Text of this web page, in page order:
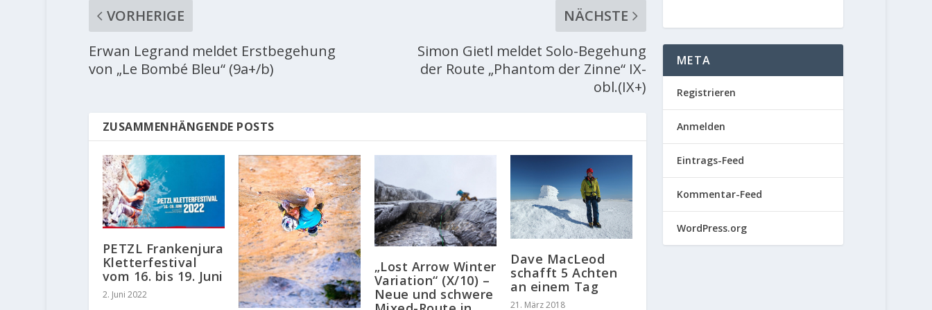
VORHERIGE
Erwan Legrand meldet Erstbegehung
von „Le Bombé Bleu“ (9a+/b)
NÄCHSTE
Simon Gietl meldet Solo-Begehung
der Route „Phantom der Zinne“ IX-
obl.(IX+)
ZUSAMMENHÄNGENDE POSTS
PETZL Frankenjura
Kletterfestival
vom 16. bis 19. Juni
2. Juni 2022
„Lost Arrow Winter
Variation“ (X/10) –
Neue und schwere
Dave MacLeod
schafft 5 Achten
an einem Tag
21. März 2018
META
Registrieren
Anmelden
Eintrags-Feed
Kommentar-Feed
WordPress.org